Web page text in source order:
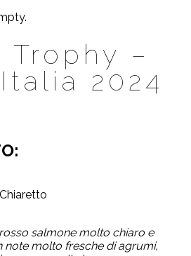
–
2024
rosso salmone molto chiaro e
note molto fresche di agrumi,